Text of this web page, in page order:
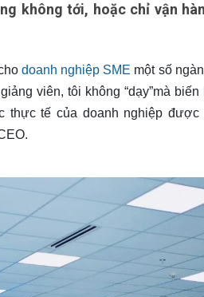
không tới, hoặc chỉ vận
doanh nghiệp SME một số
viên, tôi không “dạy”mà
thực tế của doanh nghiệp